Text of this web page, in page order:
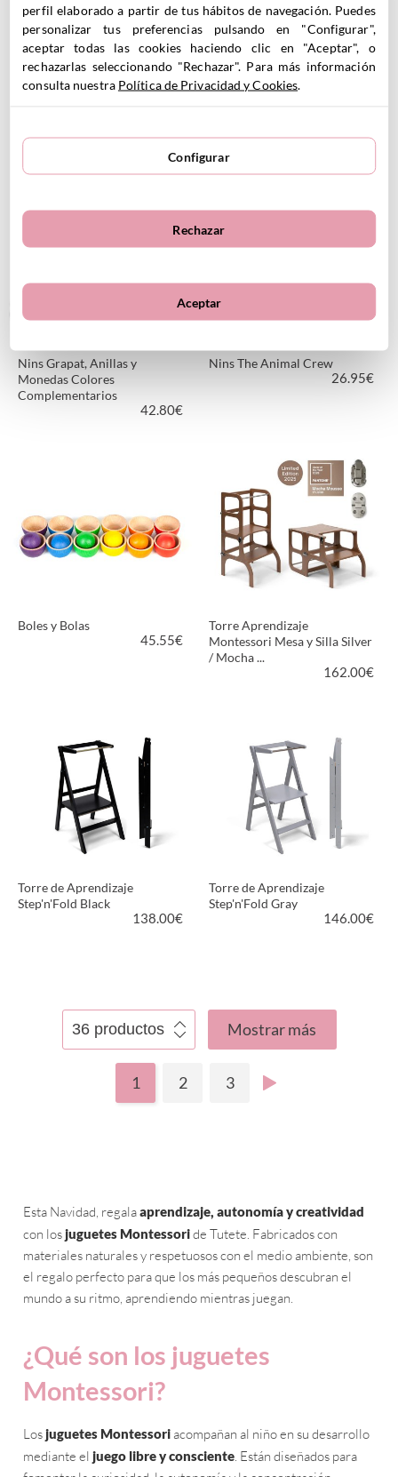
Nins Grapat, Anillas y
Monedas Colores
Complementarios
42.80€
Nins The Animal Crew
26.95€
VER PRODUCTO
Boles y Bolas
45.55€
Torre Aprendizaje
Montessori Mesa y Silla Silver
/ Mocha ...
162.00€
Torre de Aprendizaje
Step'n'Fold Black
138.00€
Torre de Aprendizaje
Step'n'Fold Gray
146.00€
Mostrar más
1 2 3
Esta Navidad, regalaaprendizaje, autonomía y creatividad
con losjuguetes Montessoride Tutete. Fabricados con
materiales naturales y respetuosos con el medio ambiente, son
el regalo perfecto para que los más pequeños descubran el
mundo a su ritmo, aprendiendo mientras juegan.
¿Qué son los juguetes
Montessori?
Losjuguetes Montessoriacompañan al niño en su desarrollo
mediante el juego libre y consciente. Están diseñados para
perfil elaborado a partir de tus hábitos de navegación. Puedes
personalizar tus preferencias pulsando en "Configurar",
aceptar todas las cookies haciendo clic en "Aceptar", o
rechazarlas seleccionando "Rechazar". Para más información
consulta nuestra Política de Privacidad y Cookies.
Configurar
Rechazar
Aceptar